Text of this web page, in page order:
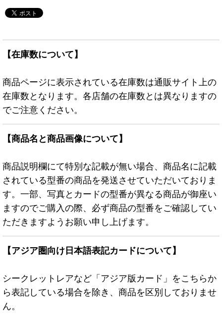
【在庫数について】
商品ページに表示されている在庫数は通販サイト上の
在庫数となります。各店舗の在庫数とは異なりますの
でご注意ください。
【商品名と商品画像について】
商品説明欄にて特別な記載が無い場合、商品名に記載
されている型番の商品を発送させていただいておりま
す。一部、写真とカードの型番が異なる商品が御座い
ますのでご購入の際、必ず商品の型番をご確認してい
ただきますようお願い申し上げます。
【アジア圏向け日本語表記カードについて】
シークレットレアなど「アジア版カード」をこちらか
ら表記している場合を除き、商品を区別しておりませ
ん。